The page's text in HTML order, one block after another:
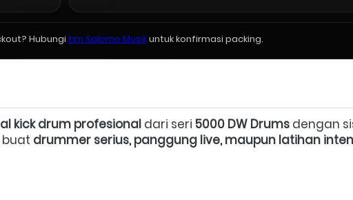
Hubungi tim Salomo Musikuntuk konfirmasi packing.
kick drum profesional dari seri 5000 DW Drums dengan
buat drummer serius, panggung live, maupun latihan